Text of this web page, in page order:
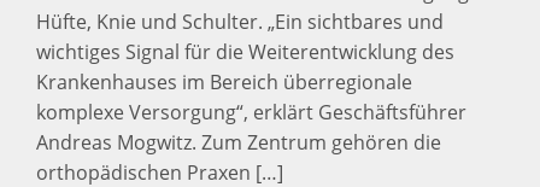
Hüfte, Knie und Schulter. „Ein sichtbares und
wichtiges Signal für die Weiterentwicklung des
Krankenhauses im Bereich überregionale
komplexe Versorgung“, erklärt Geschäftsführer
Andreas Mogwitz. Zum Zentrum gehören die
orthopädischen Praxen […]